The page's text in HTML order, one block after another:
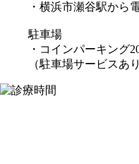
・横浜市瀬谷駅から
駐車場
・コインパーキング
（駐車場サービスあり